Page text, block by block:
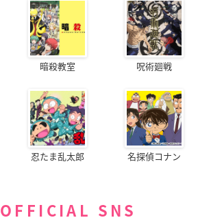
暗殺教室 呪術廻戦
忍たま乱太郎 名探偵コナン
OFFICIAL SNS